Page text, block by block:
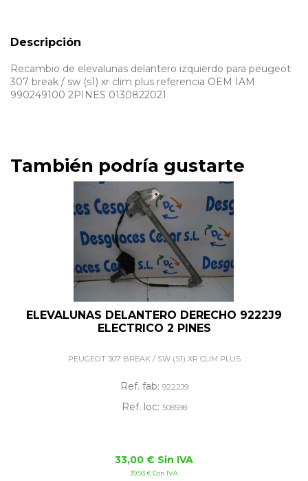
Descripción
Recambio de elevalunas delantero izquierdo para peugeot
307 break / sw (s1) xr clim plus referencia OEM IAM
990249100 2PINES 0130822021
También podría gustarte
ELEVALUNAS DELANTERO DERECHO 9222J9
ELECTRICO 2 PINES
PEUGEOT 307 BREAK / SW (S1) XR CLIM PLUS
Ref. fab: 9222J9
Ref. loc: 508598
33,00 € Sin IVA
39,93 € Con IVA